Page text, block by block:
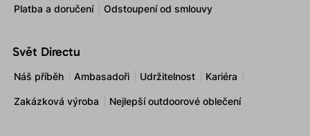
Platba a doručení Odstoupení od smlouvy
Svět Directu
Náš příběh Ambasadoři Udržitelnost Kariéra
Zakázková výroba Nejlepší outdoorové oblečení